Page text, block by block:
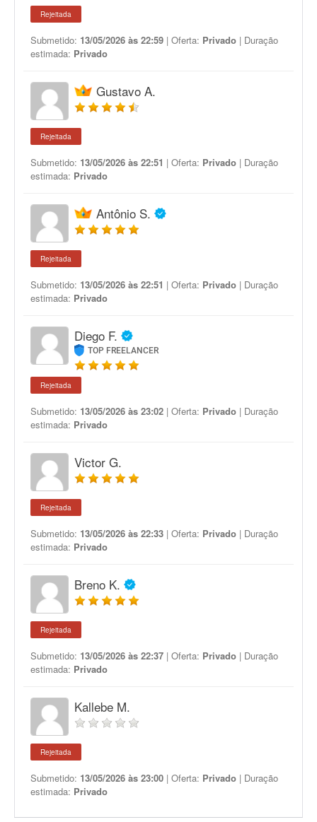
Rejeitada
Submetido: 13/05/2026 às 22:59 | Oferta: Privado | Duração
estimada: Privado
Gustavo A.
Rejeitada
Submetido: 13/05/2026 às 22:51 | Oferta: Privado | Duração
estimada: Privado
Antônio S.
Rejeitada
Submetido: 13/05/2026 às 22:51 | Oferta: Privado | Duração
estimada: Privado
Diego F.
TOP FREELANCER
Rejeitada
Submetido: 13/05/2026 às 23:02 | Oferta: Privado | Duração
estimada: Privado
Victor G.
Rejeitada
Submetido: 13/05/2026 às 22:33 | Oferta: Privado | Duração
estimada: Privado
Breno K.
Rejeitada
Submetido: 13/05/2026 às 22:37 | Oferta: Privado | Duração
estimada: Privado
Kallebe M.
Rejeitada
Submetido: 13/05/2026 às 23:00 | Oferta: Privado | Duração
estimada: Privado